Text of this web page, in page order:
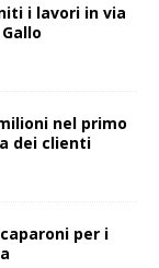
i lavori in via
nel primo
dei clienti
per i